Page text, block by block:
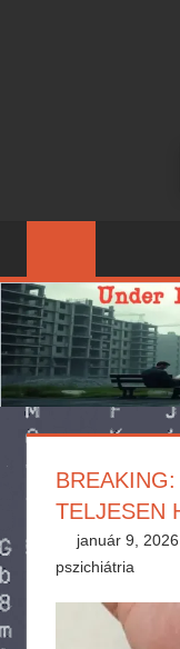
TELJESEN
január 9, 2026
pszichiátria